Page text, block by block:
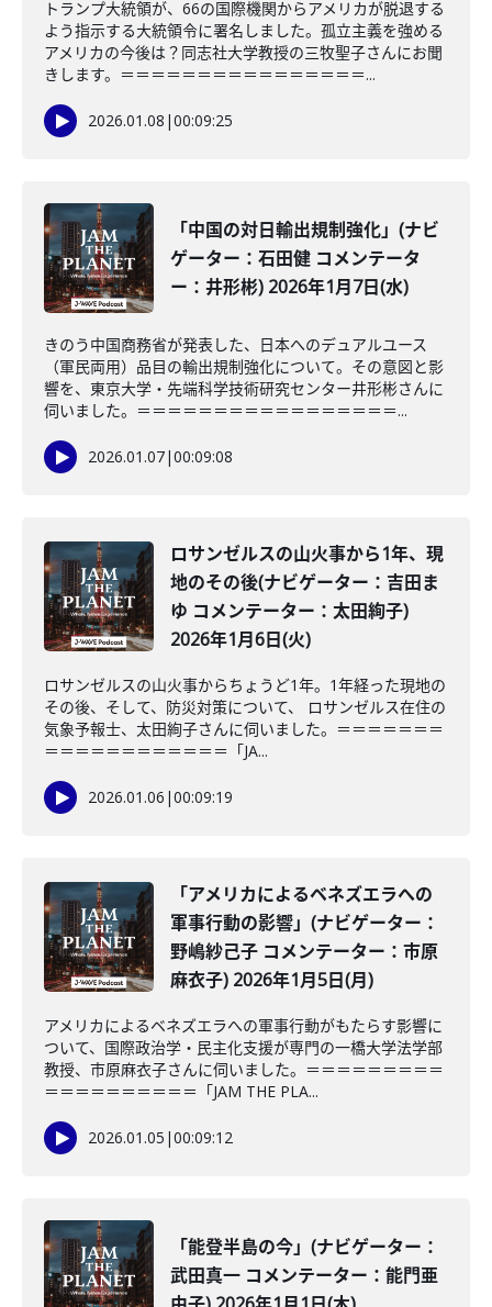
トランプ大統領が、66の国際機関からアメリカが脱退する
よう指示する大統領令に署名しました。孤立主義を強める
アメリカの今後は？同志社大学教授の三牧聖子さんにお聞
きします。＝＝＝＝＝＝＝＝＝＝＝＝＝＝＝＝...
2026.01.08 |00:09:25
「中国の対日輸出規制強化」(ナビ
ゲーター：石田健 コメンテータ
ー：井形彬) 2026年1月7日(水)
きのう中国商務省が発表した、日本へのデュアルユース
（軍民両用）品目の輸出規制強化について。その意図と影
響を、東京大学・先端科学技術研究センター井形彬さんに
伺いました。＝＝＝＝＝＝＝＝＝＝＝＝＝＝＝＝＝...
2026.01.07|00:09:08
ロサンゼルスの山火事から1年、現
地のその後(ナビゲーター：吉田ま
ゆ コメンテーター：太田絢子)
2026年1月6日(火)
ロサンゼルスの山火事からちょうど1年。1年経った現地の
その後、そして、防災対策について、 ロサンゼルス在住の
気象予報士、太田絢子さんに伺いました。＝＝＝＝＝＝＝
＝＝＝＝＝＝＝＝＝＝＝＝「JA...
2026.01.06 |00:09:19
「アメリカによるベネズエラへの
軍事行動の影響」(ナビゲーター：
野嶋紗己子 コメンテーター：市原
麻衣子) 2026年1月5日(月)
アメリカによるベネズエラへの軍事行動がもたらす影響に
ついて、国際政治学・民主化支援が専門の一橋大学法学部
教授、市原麻衣子さんに伺いました。＝＝＝＝＝＝＝＝＝
＝＝＝＝＝＝＝＝＝＝「JAM THE PLA...
2026.01.05 |00:09:12
「能登半島の今」(ナビゲーター：
武田真一 コメンテーター：能門亜